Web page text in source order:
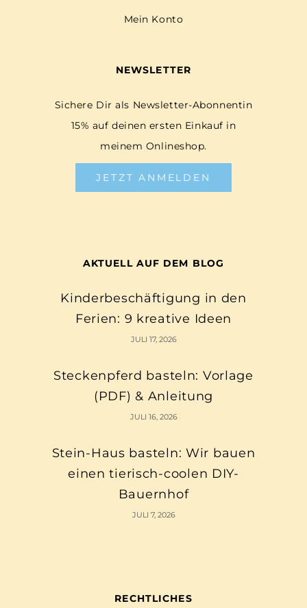
Mein Konto
NEWSLETTER
Sichere Dir als Newsletter-Abonnentin
15% auf deinen ersten Einkauf in
meinem Onlineshop.
JETZT ANMELDEN
AKTUELL AUF DEM BLOG
Kinderbeschäftigung in den
Ferien: 9 kreative Ideen
JULI 17, 2026
Steckenpferd basteln: Vorlage
(PDF) & Anleitung
JULI 16, 2026
Stein-Haus basteln: Wir bauen
einen tierisch-coolen DIY-
Bauernhof
JULI 7, 2026
RECHTLICHES